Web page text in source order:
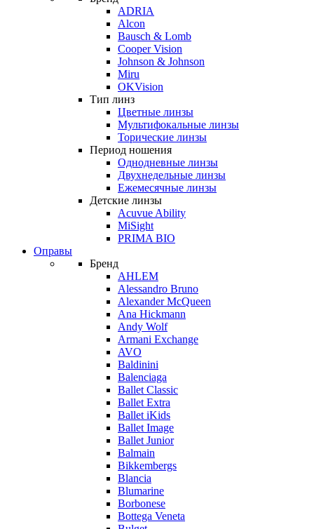
ADRIA
Alcon
Bausch & Lomb
Cooper Vision
Johnson & Johnson
Miru
OKVision
Тип линз
Цветные линзы
Мультифокальные линзы
Торические линзы
Период ношения
Однодневные линзы
Двухнедельные линзы
Ежемесячные линзы
Детские линзы
Acuvue Ability
MiSight
PRIMA BIO
Оправы
Бренд
AHLEM
Alessandro Bruno
Alexander McQueen
Ana Hickmann
Andy Wolf
Armani Exchange
AVO
Baldinini
Balenciaga
Ballet Classic
Ballet Extra
Ballet iKids
Ballet Image
Ballet Junior
Balmain
Bikkembergs
Blancia
Blumarine
Borbonese
Bottega Veneta